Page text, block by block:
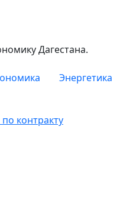
Дагестана.
Энергетика
контракту